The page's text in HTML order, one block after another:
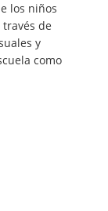
los niños
de
y
como